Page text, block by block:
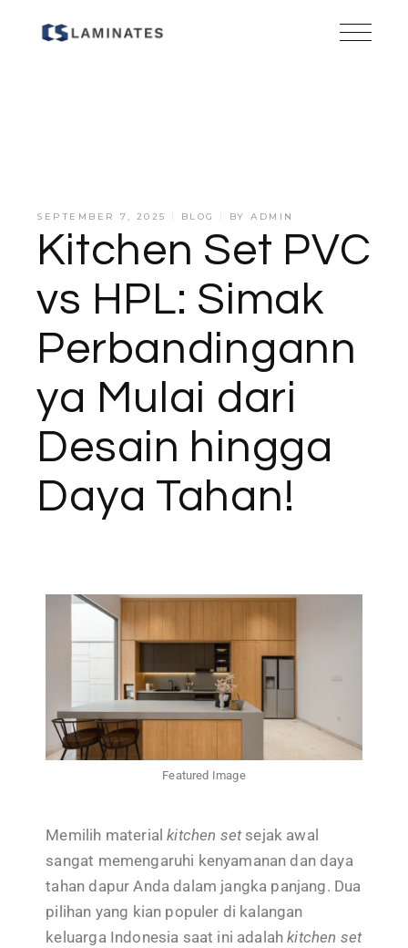
SEPTEMBER 7, 2025 BLOG BYADMIN
Kitchen Set PVC
vs HPL: Simak
Perbandingann
ya Mulai dari
Desain hingga
Daya Tahan!
Featured Image
Memilih materialkitchen setsejak awal
sangat memengaruhi kenyamanan dan daya
tahan dapur Anda dalam jangka panjang. Dua
pilihan yang kian populer di kalangan
keluarga Indonesia saat ini adalahkitchen set